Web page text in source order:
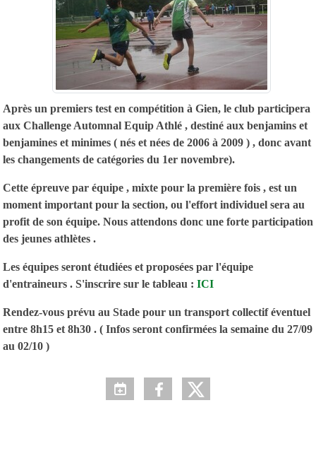
Après un premiers test en compétition à Gien, le club participera
aux Challenge Automnal Equip Athlé , destiné aux benjamins et
benjamines et minimes ( nés et nées de 2006 à 2009 ) , donc avant
les changements de catégories du 1er novembre).
Cette épreuve par équipe , mixte pour la première fois , est un
moment important pour la section, ou l'effort individuel sera au
profit de son équipe. Nous attendons donc une forte participation
des jeunes athlètes .
Les équipes seront étudiées et proposées par l'équipe
d'entraineurs . S'inscrire sur le tableau : ICI
Rendez-vous prévu au Stade pour un transport collectif éventuel
entre 8h15 et 8h30 . ( Infos seront confirmées la semaine du 27/09
au 02/10 )